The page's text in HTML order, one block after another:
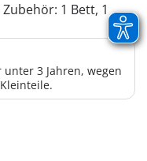
1 Bett, 1
3 Jahren, wegen